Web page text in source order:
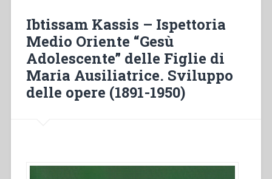
fondazione
salesiana
di
Alessandria
d’Egitto”
Ibtissam Kassis – Ispettoria
Medio Oriente “Gesù
Adolescente” delle Figlie di
Maria Ausiliatrice. Sviluppo
delle opere (1891-1950)